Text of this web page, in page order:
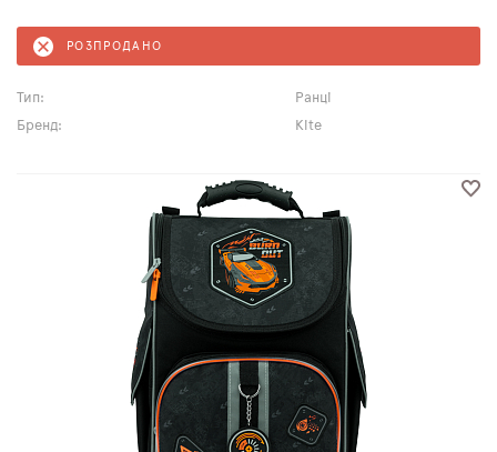
РОЗПРОДАНО
Тип:
Ранці
Бренд:
Kite